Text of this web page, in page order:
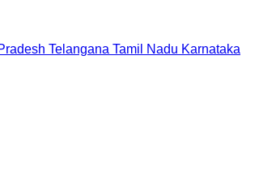
Telangana Tamil Nadu Karnataka